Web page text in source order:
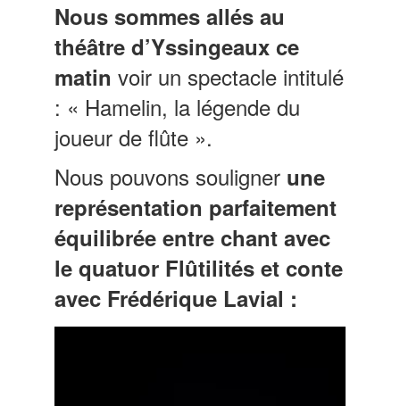
Nous sommes allés au
théâtre d’Yssingeaux ce
matin voir un spectacle intitulé
: « Hamelin, la légende du
joueur de flûte ».
Nous pouvons souligner une
représentation parfaitement
équilibrée entre chant avec
le quatuor Flûtilités et conte
avec Frédérique Lavial :